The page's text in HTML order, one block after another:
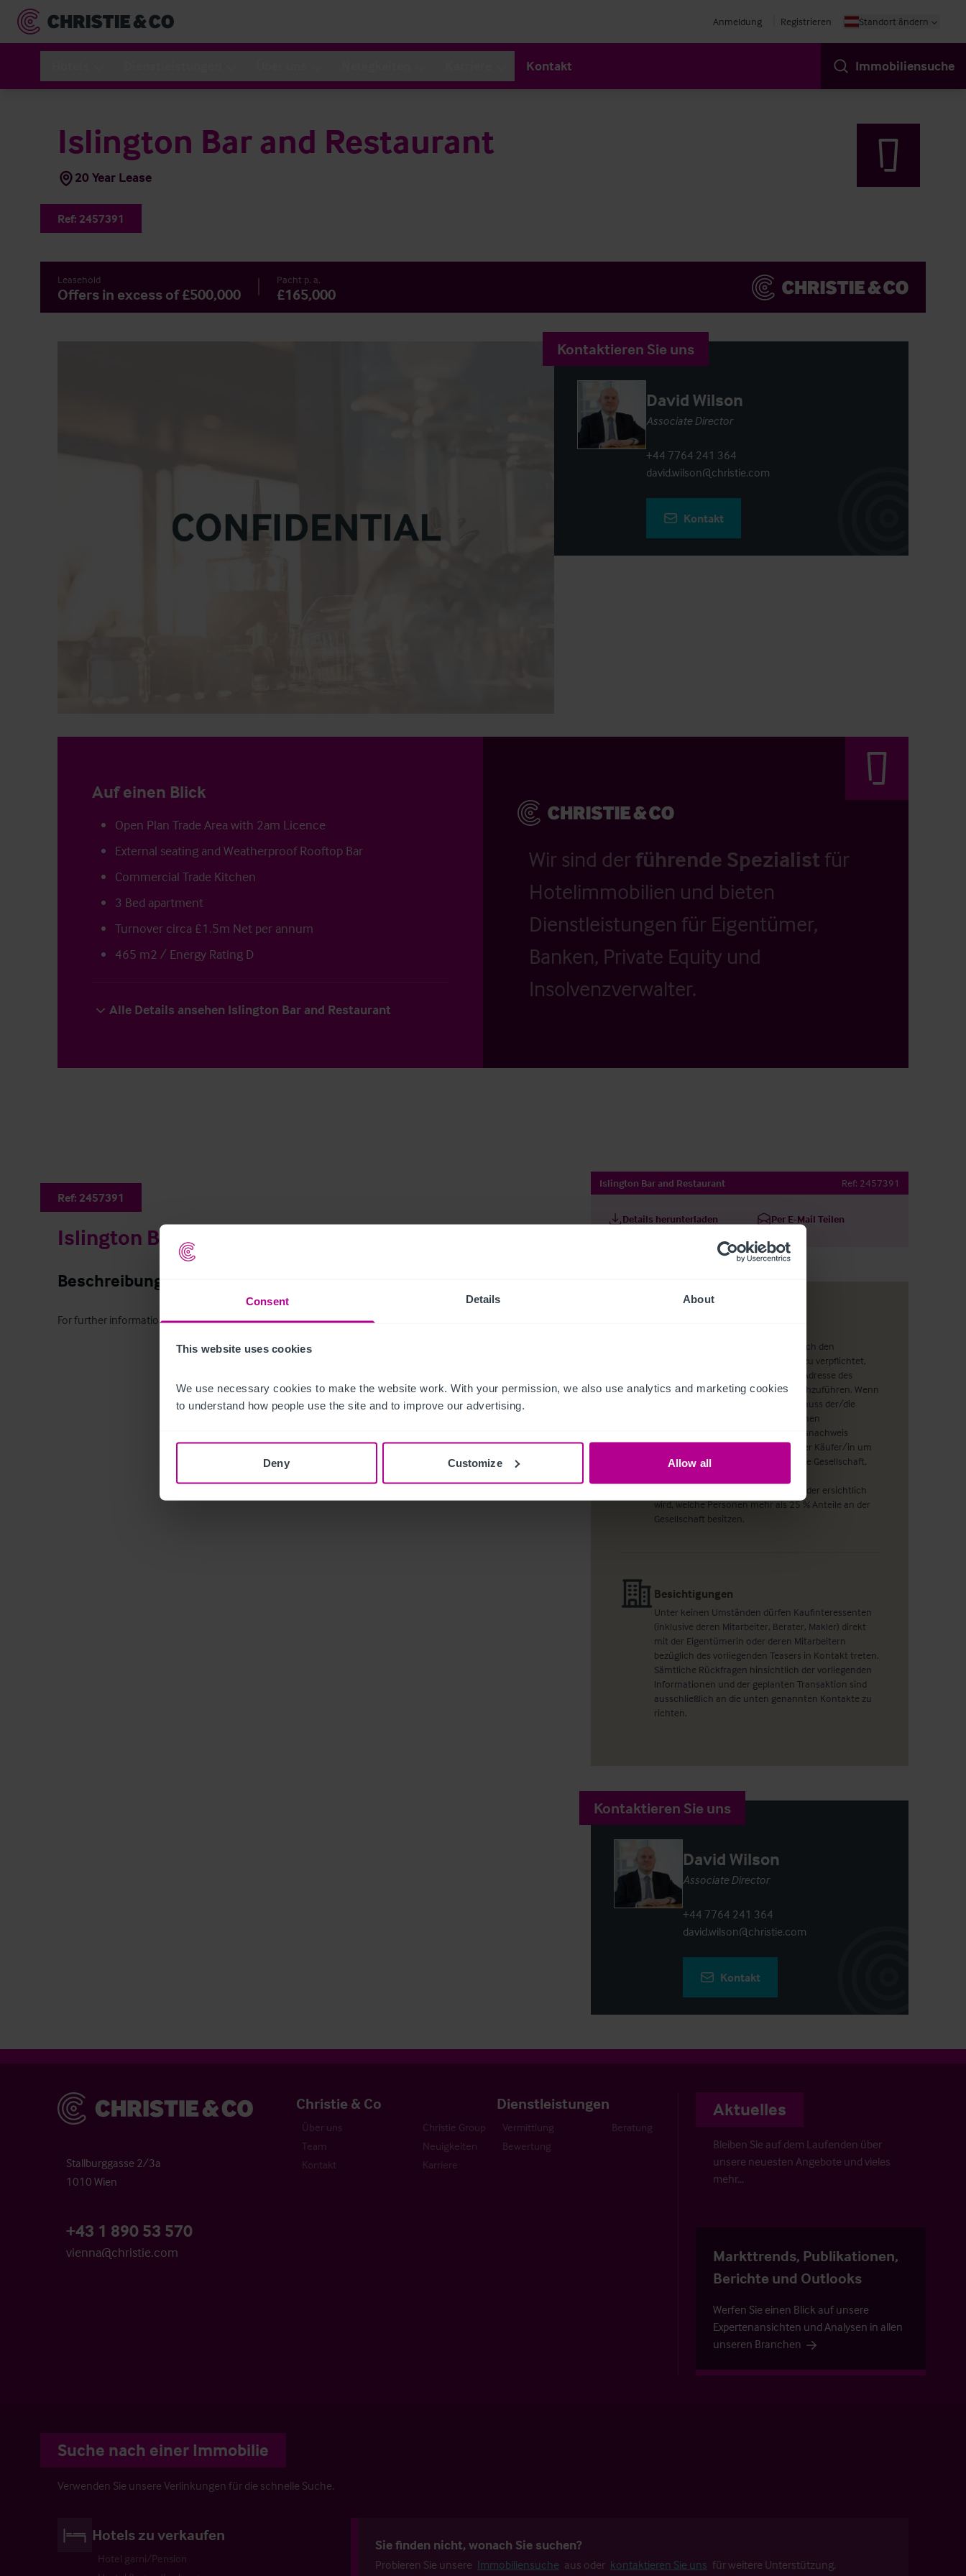
Consent Details About
This website uses cookies
We use necessary cookies to make the website work. With your permission, we also use analytics and marketing cookies
to understand how people use the site and to improve our advertising.
Deny Customize Allow all
Anmeldung Registrieren Standort ändern
Kontakt Immobiliensuche
Islington Bar and Restaurant
20 Year Lease
Ref: 2457391
Leasehold
Offers in excess of £500,000
Pacht p. a.
£165,000
Kontaktieren Sie uns
David Wilson
Associate Director
+44 7764 241 364
david.wilson@christie.com
Kontakt
Auf einen Blick
Open Plan Trade Area with 2am Licence
External seating and Weatherproof Rooftop Bar
Commercial Trade Kitchen
3 Bed apartment
Turnover circa £1.5m Net per annum
465 m2 / Energy Rating D
Alle Details ansehen Islington Bar and Restaurant
Wir sind der führende Spezialistfür
Hotelimmobilien und bieten
Dienstleistungen für Eigentümer,
Banken, Private Equity und
Insolvenzverwalter.
Ref: 2457391
Islington Bar and Restaurant
Beschreibung
For further information you will be required to sign a non-disclosure agreement.
Islington Bar and Restaurant Ref: 2457391
Details herunterladen Per E-Mail Teilen
Wie Sie sicherlich wissen, sind wir nach den
Geldwäscherichtlinien gesetzlich dazu verpflichtet,
eine Überprüfung der Identität und Adresse des
Käufers bei Angebotsannahme durchzuführen. Wenn
ein Angebot angenommen wurde, muss der/die
potentielle Käufer/in mindestens einen
Identitätsnachweis und einen Adressnachweis
vorlegen. Handelt es sich bei dem/der Käufer/in um
eine im Handelsregister eingetragene Gesellschaft,
unternehmerische Darstellung, aus der ersichtlich
wird, welche Personen mehr als 25 % Anteile an der
Gesellschaft besitzen.
Besichtigungen
Unter keinen Umständen dürfen Kaufinteressenten
(inklusive deren Mitarbeiter, Berater, Makler) direkt
mit der Eigentümerin oder deren Mitarbeitern
bezüglich des vorliegenden Teasers in Kontakt treten.
Sämtliche Rückfragen hinsichtlich der vorliegenden
Informationen und der geplanten Transaktion sind
ausschließlich an die unten genannten Kontakte zu
richten.
Kontaktieren Sie uns
David Wilson
Associate Director
+44 7764 241 364
david.wilson@christie.com
Kontakt
Christie & Co
Stallburggasse 2/3a
1010 Wien
+43 1 890 53 570
vienna@christie.com
Christie & Co
Über uns
Christie Group
Team
Neuigkeiten
Kontakt
Karriere
Dienstleistungen
Vermittlung
Beratung
Bewertung
Aktuelles
Bleiben Sie auf dem Laufenden über
unsere neuesten Angebote und vieles
mehr…
Markttrends, Publikationen,
Berichte und Outlooks
Werfen Sie einen Blick auf unsere
Expertenansichten und Analysen in allen
unseren Branchen
Suche nach einer Immobilie
Verwenden Sie unsere Verlinkungen für die schnelle Suche.
Hotels zu verkaufen
Hotel garni/Pension
Sie finden nicht, wonach Sie suchen?
Probieren Sie unsere Immobiliensuche aus oder kontaktieren Sie uns für weitere Unterstützung.